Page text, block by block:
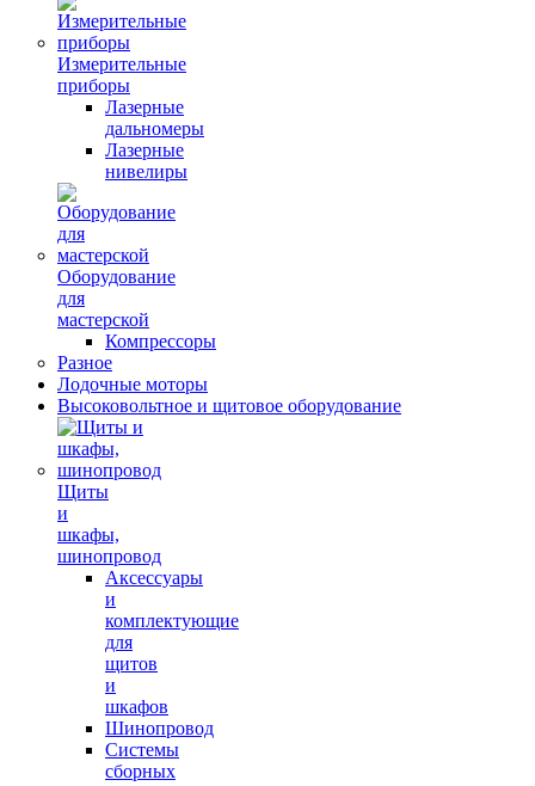
Измерительные
приборы
Лазерные
дальномеры
Лазерные
нивелиры
Оборудование
для
мастерской
Компрессоры
Разное
Лодочные моторы
Высоковольтное и щитовое оборудование
Щиты
и
шкафы,
шинопровод
Аксессуары
и
комплектующие
для
щитов
и
шкафов
Шинопровод
Системы
сборных